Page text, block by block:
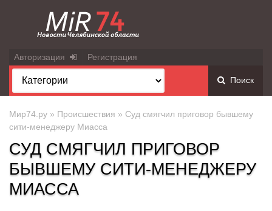
Авторизация Регистрация
Поиск
Мир74.ру » Происшествия » Суд смягчил приговор бывшему
сити-менеджеру Миасса
СУД СМЯГЧИЛ ПРИГОВОР
БЫВШЕМУ СИТИ-МЕНЕДЖЕРУ
МИАССА